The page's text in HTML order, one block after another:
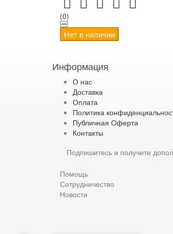
(0)
Нет в наличии
Информация
О нас
Доставка
Оплата
Политика
Публичная Оферта
Контакты
Подпишитесь и получите
Помощь
Сотрудничество
Новости